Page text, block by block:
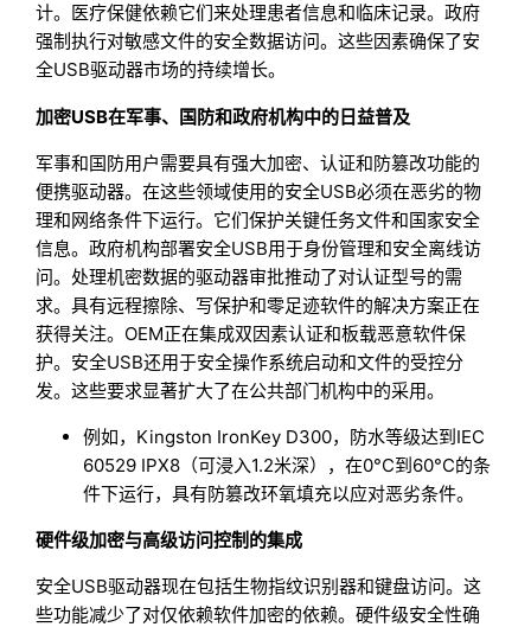
计。医疗保健依赖它们来处理患者信息和临床记录。政府
强制执行对敏感文件的安全数据访问。这些因素确保了安
全USB驱动器市场的持续增长。
加密USB在军事、国防和政府机构中的日益普及
军事和国防用户需要具有强大加密、认证和防篡改功能的
便携驱动器。在这些领域使用的安全USB必须在恶劣的物
理和网络条件下运行。它们保护关键任务文件和国家安全
信息。政府机构部署安全USB用于身份管理和安全离线访
问。处理机密数据的驱动器审批推动了对认证型号的需
求。具有远程擦除、写保护和零足迹软件的解决方案正在
获得关注。OEM正在集成双因素认证和板载恶意软件保
护。安全USB还用于安全操作系统启动和文件的受控分
发。这些要求显著扩大了在公共部门机构中的采用。
例如，Kingston IronKey D300，防水等级达到IEC
60529 IPX8（可浸入1.2米深），在0°C到60°C的条
件下运行，具有防篡改环氧填充以应对恶劣条件。
硬件级加密与高级访问控制的集成
安全USB驱动器现在包括生物指纹识别器和键盘访问。这
些功能减少了对仅依赖软件加密的依赖。硬件级安全性确